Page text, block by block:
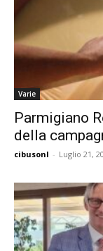
Varie
Parmigiano
della
cibusonl - Luglio 21,